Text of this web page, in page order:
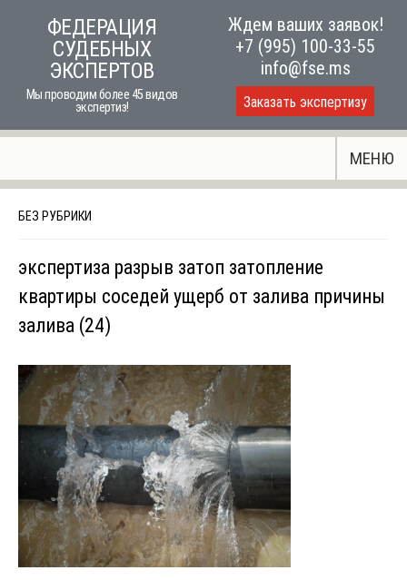
ФЕДЕРАЦИЯ
СУДЕБНЫХ
ЭКСПЕРТОВ
Мы проводим более 45 видов
экспертиз!
Ждем ваших заявок!
+7 (995) 100-33-55
info@fse.ms
Заказать экспертизу
МЕНЮ
БЕЗ РУБРИКИ
экспертиза разрыв затоп затопление
квартиры соседей ущерб от залива причины
залива (24)